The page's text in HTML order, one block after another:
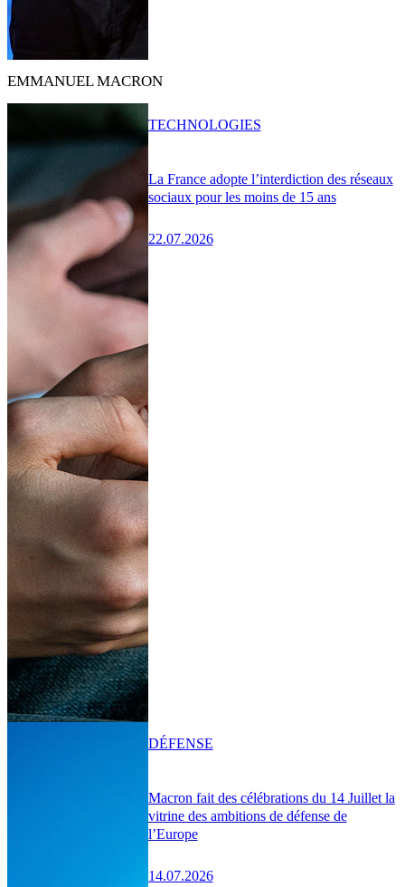
EMMANUEL MACRON
La France adopte l’interdiction des réseaux
sociaux pour les moins de 15 ans
22.07.2026
TECHNOLOGIES
Macron fait des célébrations du 14 Juillet la
vitrine des ambitions de défense de
l’Europe
14.07.2026
DÉFENSE